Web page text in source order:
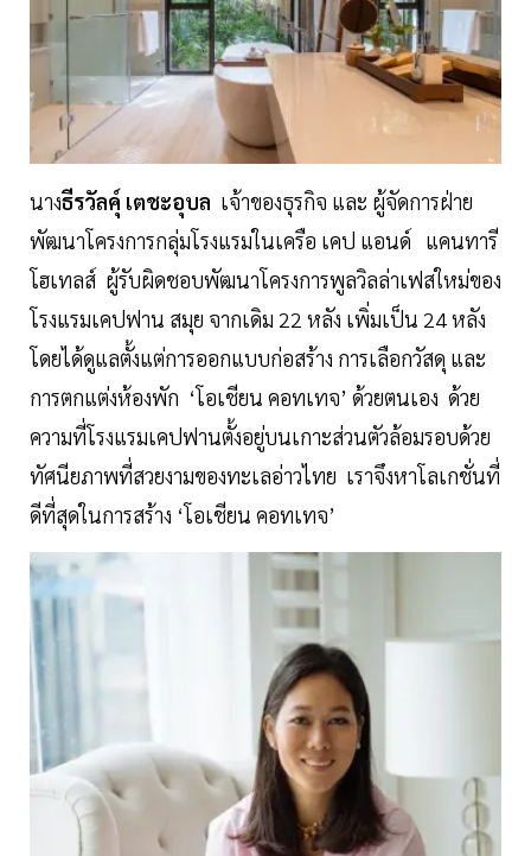
นางธีรวัลคุ์ เตชะอุบล เจ้าของธุรกิจ และ ผู้จัดการฝ่าย
พัฒนาโครงการกลุ่มโรงแรมในเครือ เคป แอนด์ แคนทารี
โฮเทลส์ ผู้รับผิดชอบพัฒนาโครงการพูลวิลล่าเฟสใหม่ของ
โรงแรมเคปฟาน สมุย จากเดิม 22 หลัง เพิ่มเป็น 24 หลัง
โดยได้ดูแลตั้งแต่การออกแบบก่อสร้าง การเลือกวัสดุ และ
การตกแต่งห้องพัก ‘โอเชียน คอทเทจ’ ด้วยตนเอง ด้วย
ความที่โรงแรมเคปฟานตั้งอยู่บนเกาะส่วนตัวล้อมรอบด้วย
ทัศนียภาพที่สวยงามของทะเลอ่าวไทย เราจึงหาโลเกชั่นที่
ดีที่สุดในการสร้าง ‘โอเชียน คอทเทจ’